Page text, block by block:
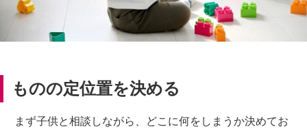
ものの定位置を決める
まず子供と相談しながら、どこに何をしまうか決めてお